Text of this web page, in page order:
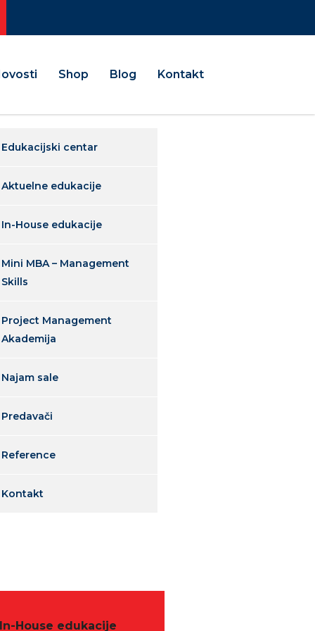
Shop Blog Kontakt
Edukacijski centar
Aktuelne edukacije
In-House edukacije
Mini MBA – Management
Skills
Project Management
Akademija
Najam sale
Predavači
Reference
Kontakt
In-House edukacije